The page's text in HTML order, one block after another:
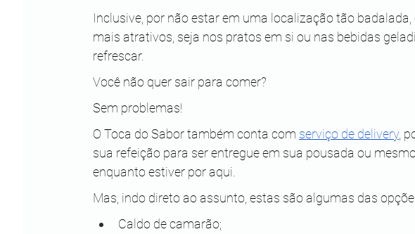
Inclusive, por não estar em uma localização tão
mais atrativos, seja nos pratos em si ou nas bebidas
refrescar.
Você não quer sair para comer?
Sem problemas!
O Toca do Sabor também conta com serviço de delivery,
sua refeição para ser entregue em sua pousada ou
enquanto estiver por aqui.
Mas, indo direto ao assunto, estas são algumas das
Caldo de camarão;